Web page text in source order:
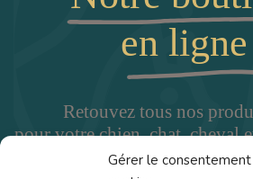
Gérer le